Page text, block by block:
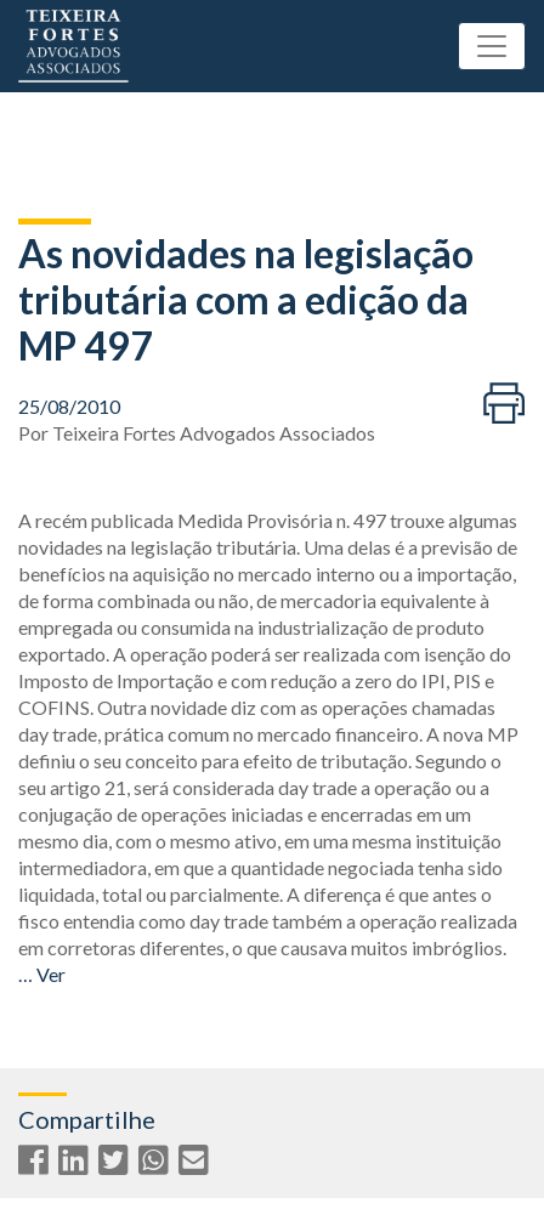
As novidades na legislação
tributária com a edição da
MP 497
25/08/2010
Por Teixeira Fortes Advogados Associados
A recém publicada Medida Provisória n. 497 trouxe algumas
novidades na legislação tributária. Uma delas é a previsão de
benefícios na aquisição no mercado interno ou a importação,
de forma combinada ou não, de mercadoria equivalente à
empregada ou consumida na industrialização de produto
exportado. A operação poderá ser realizada com isenção do
Imposto de Importação e com redução a zero do IPI, PIS e
COFINS. Outra novidade diz com as operações chamadas
day trade, prática comum no mercado financeiro. A nova MP
definiu o seu conceito para efeito de tributação. Segundo o
seu artigo 21, será considerada day trade a operação ou a
conjugação de operações iniciadas e encerradas em um
mesmo dia, com o mesmo ativo, em uma mesma instituição
intermediadora, em que a quantidade negociada tenha sido
liquidada, total ou parcialmente. A diferença é que antes o
fisco entendia como day trade também a operação realizada
em corretoras diferentes, o que causava muitos imbróglios.
… Ver
Compartilhe